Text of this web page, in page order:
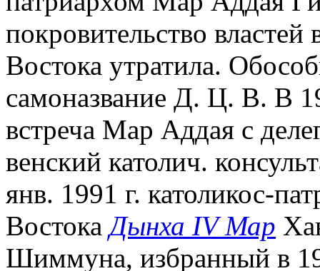
покровительство
Востока утратила.
самоназвание Д. Ц. В. В
встреча Мар Аддая с
венский католич.
янв. 1991 г. католикос-
ВостокаДынха IV Мар
Шиммуна, избранный в